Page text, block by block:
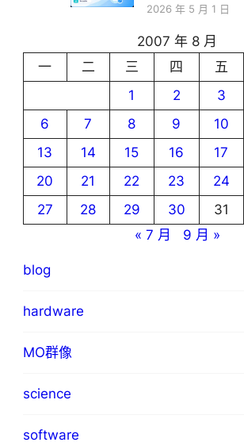
2026 年 5 月 1 日
2007 年 8 月
一
二 三 四 五
1
2 3
6
7 8 9 10
13
14 15 16 17
20
21 22 23 24
27
28 29 30
31
« 7 月
9 月 »
blog
hardware
MO群像
science
software